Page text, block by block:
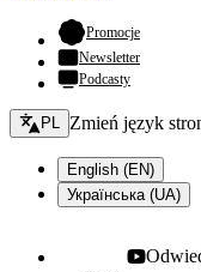
Promocje- otwiera
Newsletter
Podcasty
Zmień język - bieżący:
PL Zmień język
English (EN)
Українська (UA)
Youtube -